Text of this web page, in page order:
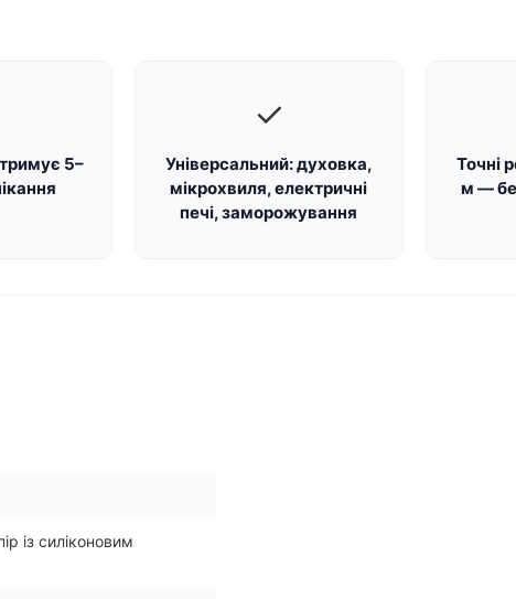
5–
✓
Універсальний: духовка,
мікрохвиля, електричні
печі, заморожування
Точні
м —
із силіконовим